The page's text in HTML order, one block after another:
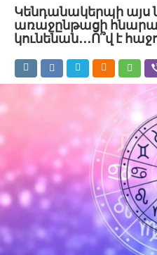
Կենդանակերպի այս
առաջընթացի
կունենան․․․Ո՞վ է